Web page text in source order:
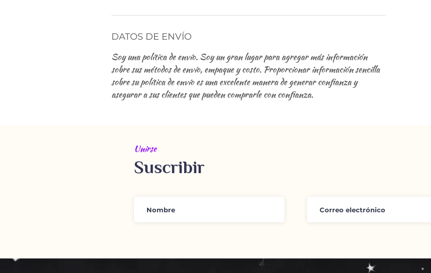
DATOS DE ENVÍO
Soy una política de envío. Soy un gran lugar para agregar más información
sobre sus métodos de envío, empaque y costo. Proporcionar información sencilla
sobre su política de envío es una excelente manera de generar confianza y
asegurar a sus clientes que pueden comprarle con confianza.
Unirse
Suscribir